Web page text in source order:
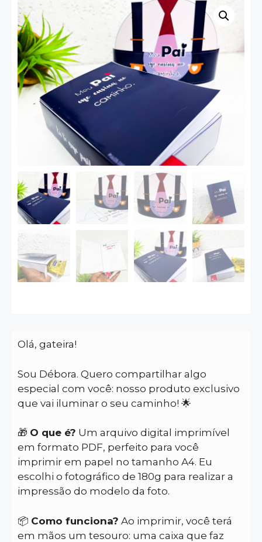
Olá, gateira!
Sou Débora. Quero compartilhar algo
especial com você: nosso produto exclusivo
que vai iluminar o seu caminho! 🌟
🎁 O que é? Um arquivo digital imprimível
em formato PDF, perfeito para você
imprimir em papel no tamanho A4. Eu
escolhi o fotográfico de 180g para realizar a
impressão do modelo da foto.
📦 Como funciona? Ao imprimir, você terá
em mãos um tesouro: uma caixa que faz